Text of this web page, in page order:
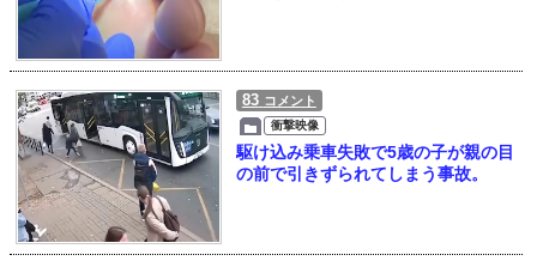
83 コメント
衝撃映像
駆け込み乗車失敗で5歳の子が親の目
の前で引きずられてしまう事故。